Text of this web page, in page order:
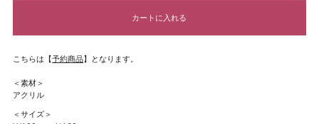
こちらは【予約商品】となります。
＜素材＞
アクリル
＜サイズ＞